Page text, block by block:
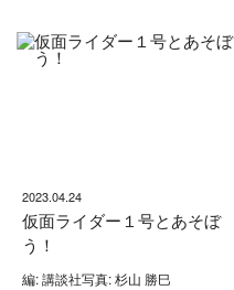
2023.04.24
仮面ライダー１号とあそぼ
う！
編: 講談社写真: 杉山 勝巳